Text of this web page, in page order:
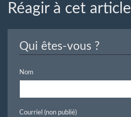
Réagir à cet article
Qui êtes-vous ?
Nom
Courriel (non publié)